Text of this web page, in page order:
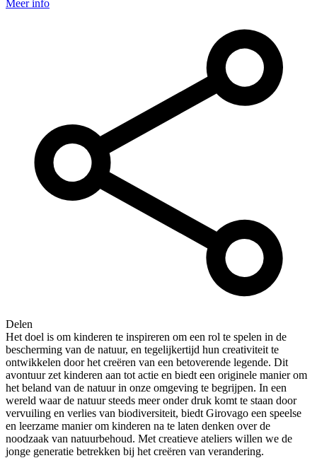
Meer info
Delen
Het doel is om kinderen te inspireren om een rol te spelen in de
bescherming van de natuur, en tegelijkertijd hun creativiteit te
ontwikkelen door het creëren van een betoverende legende. Dit
avontuur zet kinderen aan tot actie en biedt een originele manier om
het beland van de natuur in onze omgeving te begrijpen. In een
wereld waar de natuur steeds meer onder druk komt te staan door
vervuiling en verlies van biodiversiteit, biedt Girovago een speelse
en leerzame manier om kinderen na te laten denken over de
noodzaak van natuurbehoud. Met creatieve ateliers willen we de
jonge generatie betrekken bij het creëren van verandering.